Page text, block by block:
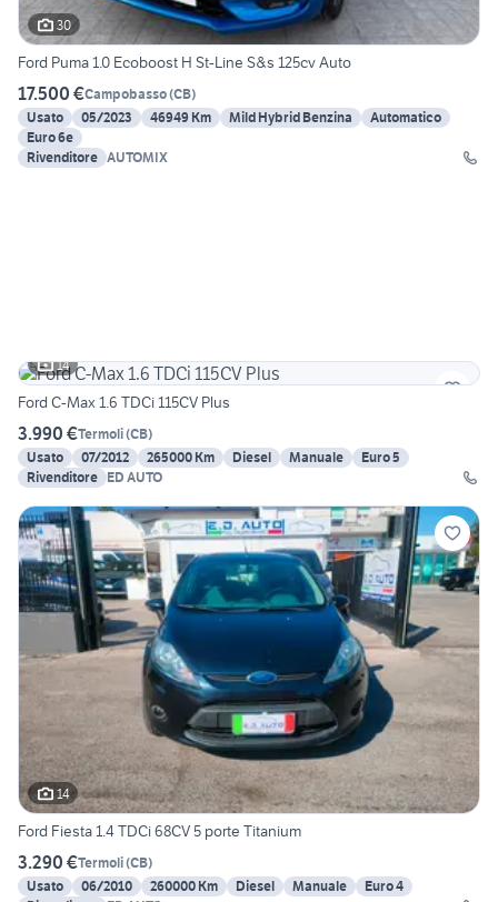
30
Ford Puma 1.0 Ecoboost H St-Line S&s 125cv Auto
17.500 €Campobasso(CB)
Usato
05/2023 46949 Km Mild Hybrid Benzina
Automatico
Euro 6e
Rivenditore AUTOMIX
14
Ford C-Max 1.6 TDCi 115CV Plus
3.990 €Termoli(CB)
Usato
07/2012 265000 Km Diesel Manuale
Euro 5
Rivenditore ED AUTO
14
Ford Fiesta 1.4 TDCi 68CV 5 porte Titanium
3.290 €Termoli(CB)
Usato
06/2010 260000 Km Diesel Manuale
Euro 4